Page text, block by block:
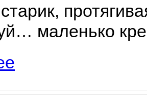
маленько